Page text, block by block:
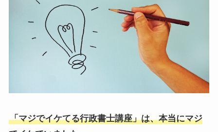
「マジでイケてる行政書士講座」は、本当にマジ